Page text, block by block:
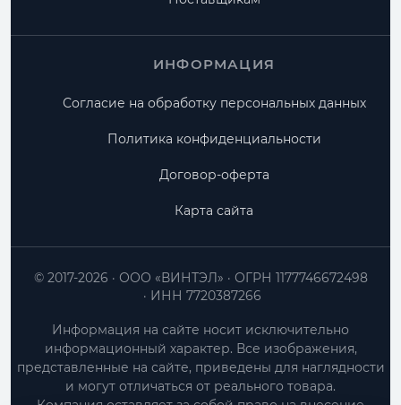
ИНФОРМАЦИЯ
Согласие на обработку персональных данных
Политика конфиденциальности
Договор-оферта
Карта сайта
ООО «ВИНТЭЛ»
ОГРН 1177746672498
ИНН 7720387266
© 2017-2026
Информация на сайте носит исключительно
информационный характер. Все изображения,
представленные на сайте, приведены для наглядности
и могут отличаться от реального товара.